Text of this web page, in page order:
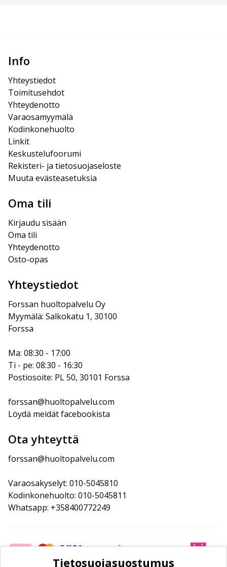
Info
Yhteystiedot
Toimitusehdot
Yhteydenotto
Varaosamyymälä
Kodinkonehuolto
Linkit
Keskustelufoorumi
Rekisteri- ja tietosuojaseloste
Muuta evästeasetuksia
Oma tili
Kirjaudu sisään
Oma tili
Yhteydenotto
Osto-opas
Yhteystiedot
Forssan huoltopalvelu Oy
Myymälä: Salkokatu 1, 30100
Forssa
Ma: 08:30 - 17:00
Ti - pe: 08:30 - 16:30
Postiosoite: PL 50, 30101 Forssa
forssan@huoltopalvelu.com
Löydä meidät facebookista
Ota yhteyttä
forssan@huoltopalvelu.com
Varaosakyselyt: 010-5045810
Kodinkonehuolto: 010-5045811
Whatsapp: +358400772249
Tietosuojasuostumus